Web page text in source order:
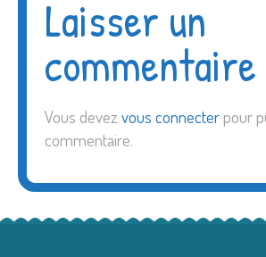
Laisser un
commentaire
Vous devez vous connecter pour
commentaire.